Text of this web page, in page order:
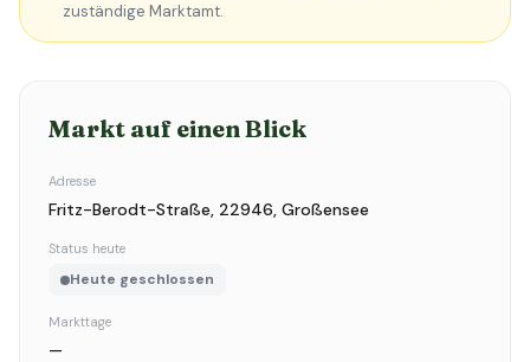
zuständige Marktamt.
Markt auf einen Blick
Adresse
Fritz-Berodt-Straße, 22946, Großensee
Status heute
Heute geschlossen
Markttage
—